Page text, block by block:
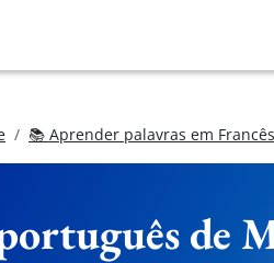
📚 Aprender palavras em
de